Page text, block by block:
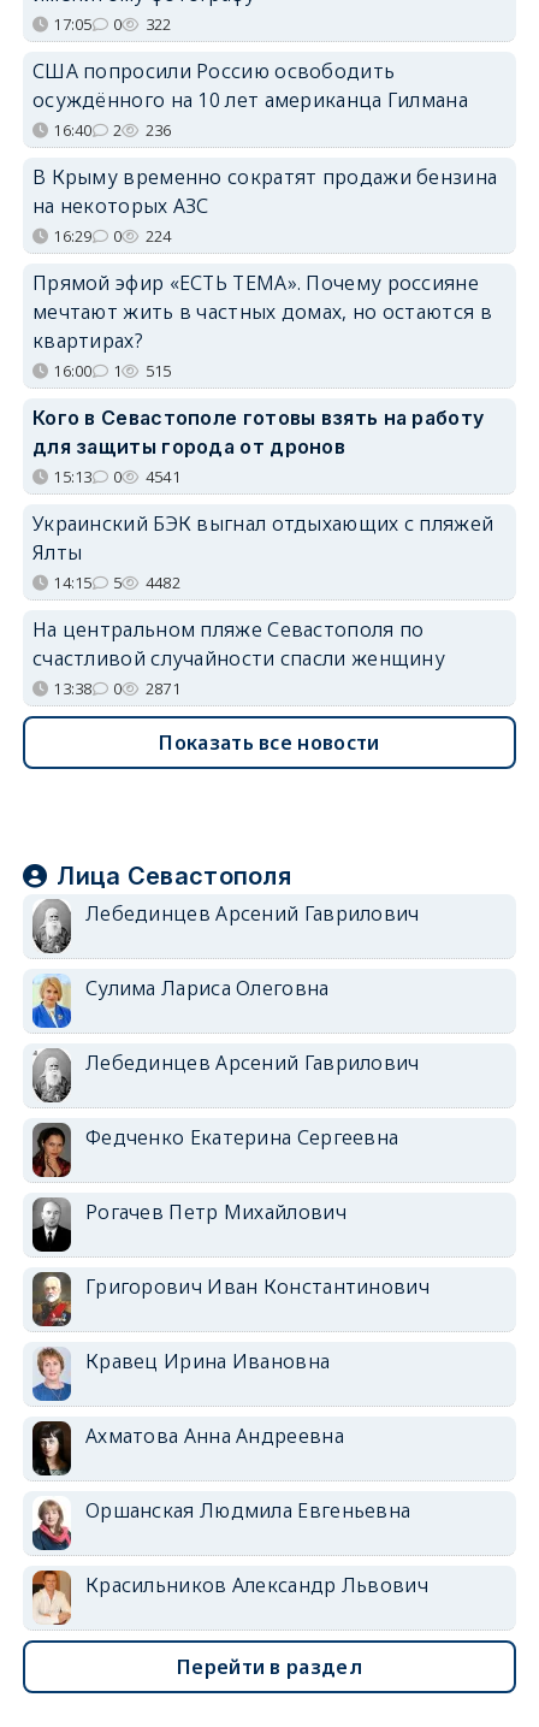
17:05 0 322
США попросили Россию освободить
осуждённого на 10 лет американца Гилмана
16:40 2 236
В Крыму временно сократят продажи бензина
на некоторых АЗС
16:29 0 224
Прямой эфир «ЕСТЬ ТЕМА». Почему россияне
мечтают жить в частных домах, но остаются в
квартирах?
16:00 1 515
Кого в Севастополе готовы взять на работу
для защиты города от дронов
15:13 0 4541
Украинский БЭК выгнал отдыхающих с пляжей
Ялты
14:15 5 4482
На центральном пляже Севастополя по
счастливой случайности спасли женщину
13:38 0 2871
Показать все новости
Лица Севастополя
Лебединцев Арсений Гаврилович
Сулима Лариса Олеговна
Лебединцев Арсений Гаврилович
Федченко Екатерина Сергеевна
Рогачев Петр Михайлович
Григорович Иван Константинович
Кравец Ирина Ивановна
Ахматова Анна Андреевна
Оршанская Людмила Евгеньевна
Красильников Александр Львович
Перейти в раздел